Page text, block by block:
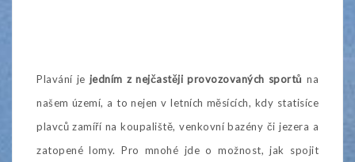
Plavání je jedním z nejčastěji provozovaných sportů na
našem území, a to nejen v letních měsících, kdy statisíce
plavců zamíří na koupaliště, venkovní bazény či jezera a
zatopené lomy. Pro mnohé jde o možnost, jak spojit